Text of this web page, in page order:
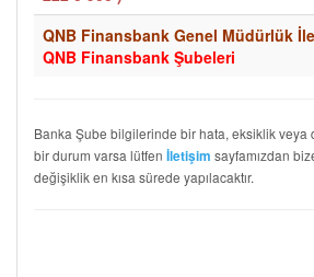
QNB Finansbank Genel Müdürlük
QNB Finansbank Şubeleri
Banka Şube bilgilerinde bir hata, eksiklik
bir durum varsa lütfen İletişim sayfamızdan
değişiklik en kısa sürede yapılacaktır.